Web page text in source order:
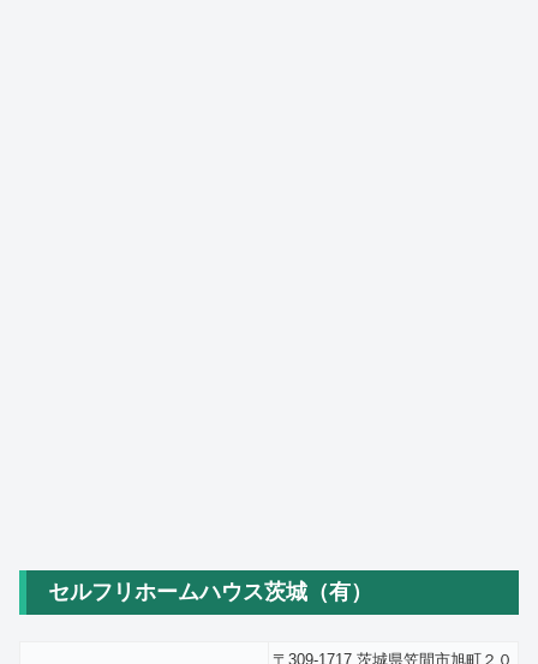
セルフリホームハウス茨城（有）
〒309-1717 茨城県笠間市旭町２０